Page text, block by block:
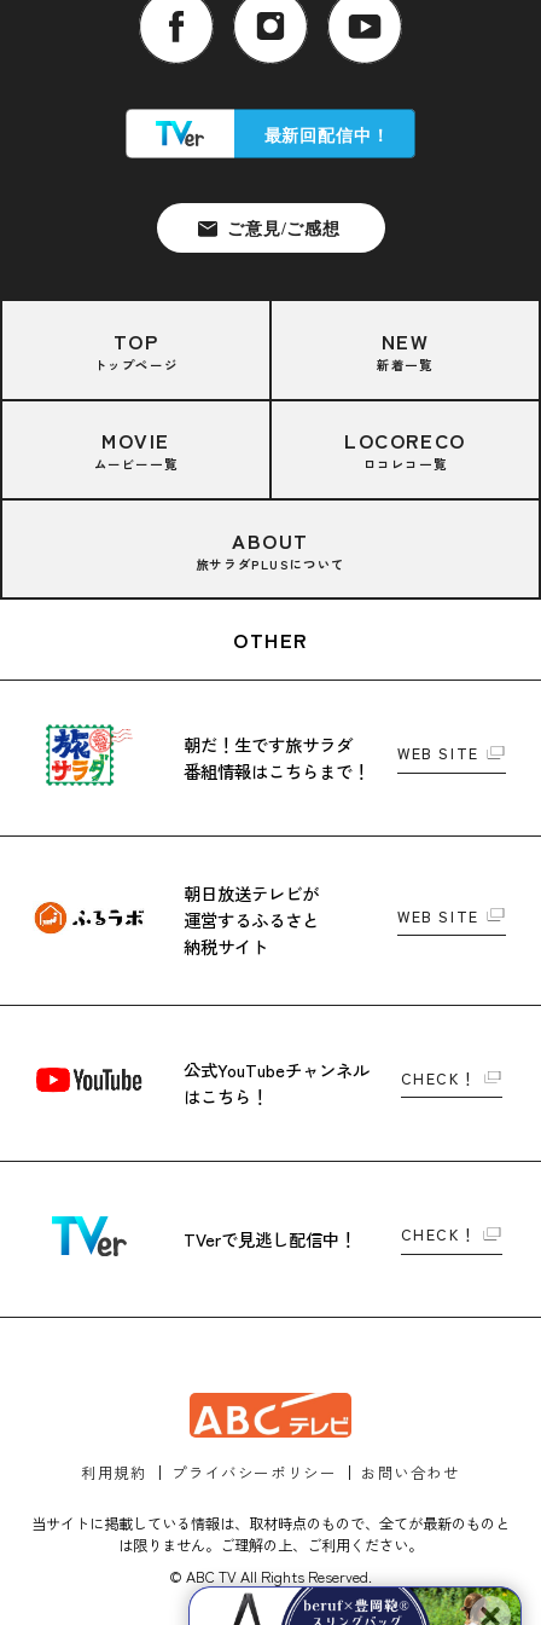
TOP
トップページ
NEW
新着一覧
MOVIE
ムービー一覧
LOCORECO
ロコレコ一覧
ABOUT
旅サラダPLUSについて
OTHER
朝だ！生です旅サラダ
番組情報はこちらまで！
WEB SITE
朝日放送テレビが
運営するふるさと
納税サイト
WEB SITE
公式YouTubeチャンネル
はこちら！
CHECK！
TVerで見逃し配信中！ CHECK！
利用規約 プライバシーポリシー お問い合わせ
当サイトに掲載している情報は、取材時点のもので、全てが最新のものと
は限りません。ご理解の上、ご利用ください。
© ABC TV All Rights Reserved.